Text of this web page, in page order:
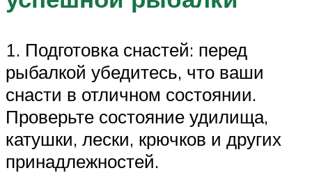
1. Подготовка снастей: перед
рыбалкой убедитесь, что ваши
снасти в отличном состоянии.
Проверьте состояние удилища,
катушки, лески, крючков и других
принадлежностей.